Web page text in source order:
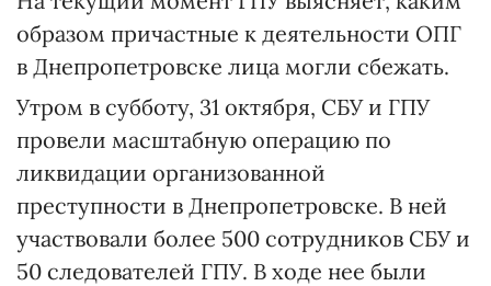
образом причастные к деятельности ОПГ
в Днепропетровске лица могли сбежать.
Утром в субботу, 31 октября, СБУ и ГПУ
провели масштабную операцию по
ликвидации организованной
преступности в Днепропетровске. В ней
участвовали более 500 сотрудников СБУ и
50 следователей ГПУ. В ходе нее были